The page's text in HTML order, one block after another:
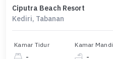
Ciputra Beach Resort
Kediri, Tabanan
Kamar Tidur
-
Kamar Mandi
-